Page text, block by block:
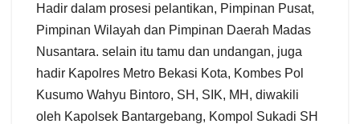
Hadir dalam prosesi pelantikan, Pimpinan Pusat,
Pimpinan Wilayah dan Pimpinan Daerah Madas
Nusantara. selain itu tamu dan undangan, juga
hadir Kapolres Metro Bekasi Kota, Kombes Pol
Kusumo Wahyu Bintoro, SH, SIK, MH, diwakili
oleh Kapolsek Bantargebang, Kompol Sukadi SH